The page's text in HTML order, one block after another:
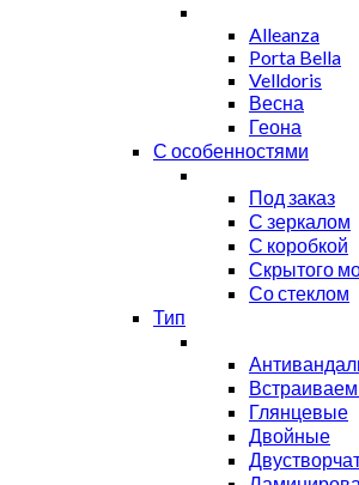
Alleanza
Porta Bella
Velldoris
Весна
Геона
С особенностями
Под заказ
С зеркалом
С коробкой
Скрытого
Со стеклом
Тип
Глянцевые
Двойные